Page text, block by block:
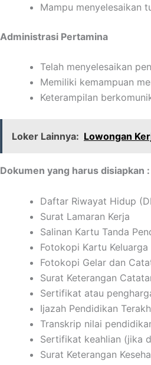
Mampu menyelesaikan
Administrasi Pertamina
Telah menyelesaikan
Memiliki kemampuan
Keterampilan
Loker Lainnya: Lowongan
Dokumen yang harus disiapkan :
Daftar Riwayat Hidup
Surat Lamaran Kerja
Salinan Kartu Tanda
Fotokopi Kartu Keluarga
Fotokopi Gelar dan
Surat Keterangan
Sertifikat atau
Ijazah Pendidikan
Transkrip nilai
Sertifikat keahlian (jika
Surat Keterangan